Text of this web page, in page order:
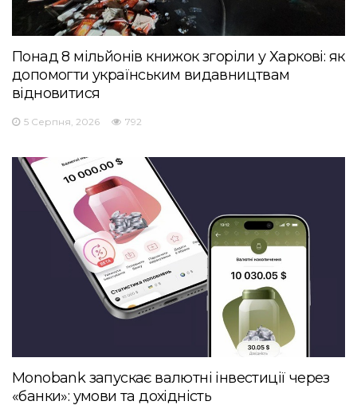
Понад 8 мільйонів книжок згоріли у Харкові: як
допомогти українським видавництвам
відновитися
5 Серпня, 2026 792
Monobank запускає валютні інвестиції через
«банки»: умови та дохідність